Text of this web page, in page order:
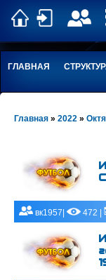
ГЛАВНАЯ
Главная » 2022 »
вк1957| 472 |